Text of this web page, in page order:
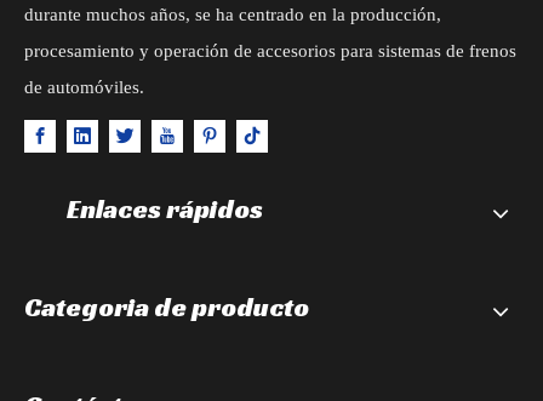
durante muchos años, se ha centrado en la producción,
procesamiento y operación de accesorios para sistemas de frenos
de automóviles.
Enlaces rápidos
Categoria de producto